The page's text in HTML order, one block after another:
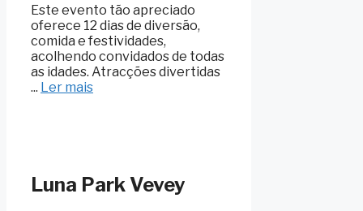
Este evento tão apreciado
oferece 12 dias de diversão,
comida e festividades,
acolhendo convidados de todas
as idades. Atracções divertidas
... Ler mais
Luna Park Vevey